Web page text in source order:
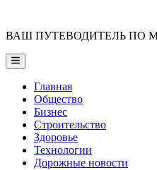
content
ВАШ ПУТЕВОДИТЕЛЬ ПО
Main
Menu
Главная
Общество
Бизнес
Строительство
Здоровье
Технологии
Дорожные новости